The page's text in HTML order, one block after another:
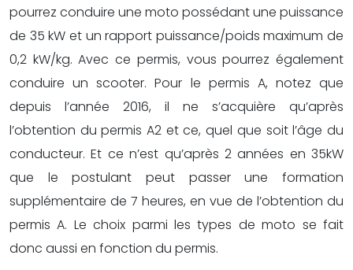
pourrez conduire une moto possédant une puissance
de 35 kW et un rapport puissance/poids maximum de
0,2 kW/kg. Avec ce permis, vous pourrez également
conduire un scooter. Pour le permis A, notez que
depuis l’année 2016, il ne s’acquière qu’après
l’obtention du permis A2 et ce, quel que soit l’âge du
conducteur. Et ce n’est qu’après 2 années en 35kW
que le postulant peut passer une formation
supplémentaire de 7 heures, en vue de l’obtention du
permis A. Le choix parmi les types de moto se fait
donc aussi en fonction du permis.